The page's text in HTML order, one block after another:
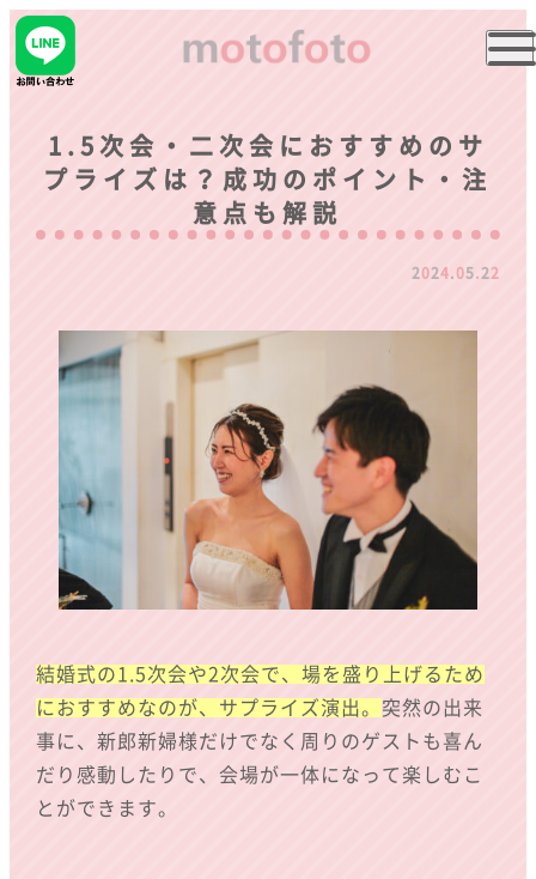
SIT E M AP
- PERFORMANCE
- PLAN
- STAFF
- SERVICE
- CONTACT
MENU
- VOICE
- Q&A
1.5次会・二次会におすすめのサ
プライズは？成功のポイント・注
意点も解説
2 024 05 .2 2
結婚式の1.5次会や2次会で、場を盛り上げるため
におすすめなのが、サプライズ演出。 突然の出来
事に、新郎新婦様だけでなく周りのゲストも喜ん
だり感動したりで、会場が一体になって楽しむこ
とができます。